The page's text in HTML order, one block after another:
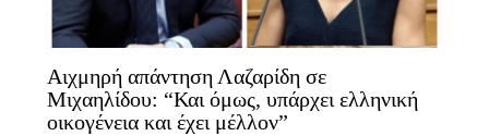
Αιχμηρή απάντηση Λαζαρίδη σε
Μιχαηλίδου: “Και όμως, υπάρχει ελληνική
οικογένεια και έχει μέλλον”